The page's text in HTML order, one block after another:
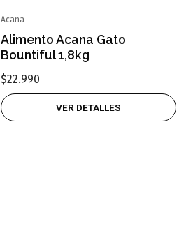
Acana
Alimento Acana Gato
Bountiful 1,8kg
$22.990
VER DETALLES